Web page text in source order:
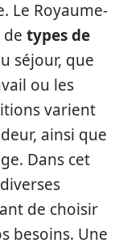
Le Royaume-
types de
séjour, que
ou les
varient
ainsi que
Dans cet
de choisir
besoins. Une